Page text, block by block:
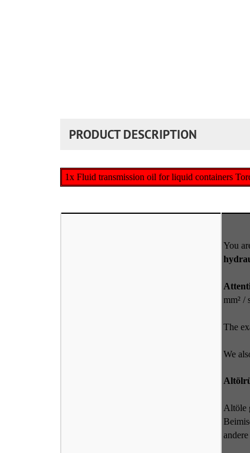
PRODUCT DESCRIPTION
1x Fluid transmission oil for liquid containers
You
mm² /
The
We
Altöle